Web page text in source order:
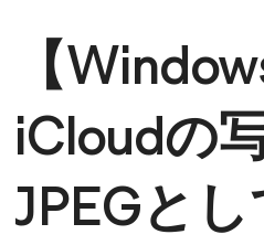
【
iCloudの
JPEGと